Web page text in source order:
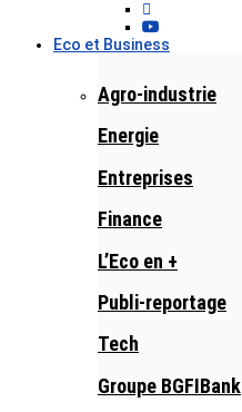
Eco et Business
Agro-industrie
Energie
Entreprises
Finance
L’Eco en +
Publi-reportage
Tech
Groupe BGFIBank